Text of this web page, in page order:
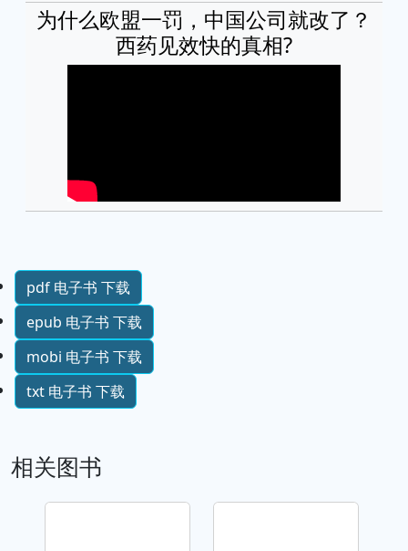
为什么欧盟一罚，中国公司就改了？
西药见效快的真相?
pdf 电子书 下载
epub 电子书 下载
mobi 电子书 下载
txt 电子书 下载
相关图书